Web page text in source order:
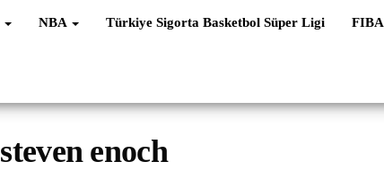
Haber
Süper Lig ve
Dünya
NBA Türkiye Sigorta Basketbol Süper Ligi FIBA
steven enoch